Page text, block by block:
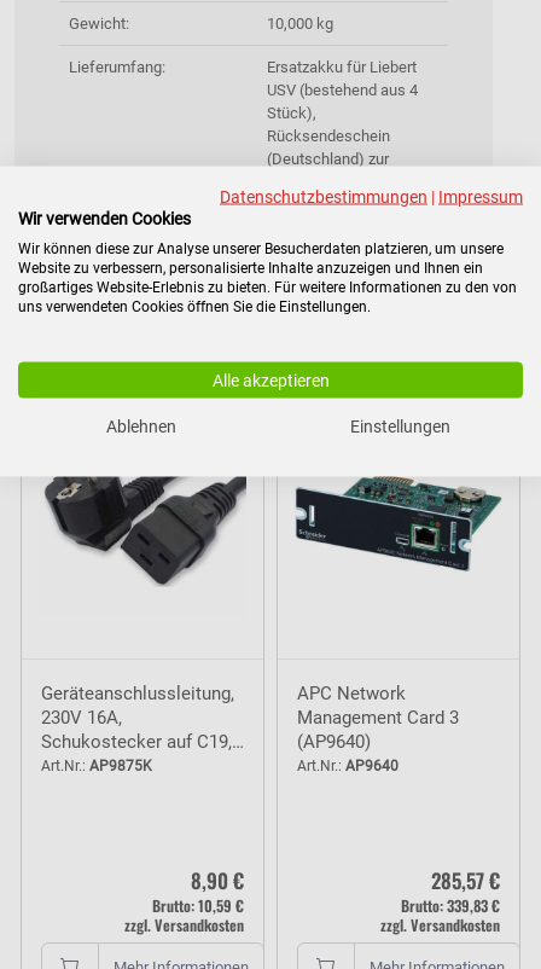
Gewicht: 10,000 kg
Lieferumfang:
Ersatzakku für Liebert
USV (bestehend aus 4
Stück),
Rücksendeschein
(Deutschland) zur
inklusive
Geräteanschlussleitung,
230V 16A,
Schukostecker auf C19,
1,8m
Art.Nr.: AP9875K
8,90 €
Brutto: 10,59 €
zzgl. Versandkosten
APC Network
Management Card 3
(AP9640)
Art.Nr.: AP9640
285,57 €
Brutto: 339,83 €
zzgl. Versandkosten
Datenschutzbestimmungen | Impressum
Wir verwenden Cookies
Wir können diese zur Analyse unserer Besucherdaten platzieren, um unsere
Website zu verbessern, personalisierte Inhalte anzuzeigen und Ihnen ein
großartiges Website-Erlebnis zu bieten. Für weitere Informationen zu den von
uns verwendeten Cookies öffnen Sie die Einstellungen.
Alle akzeptieren
Ablehnen Einstellungen